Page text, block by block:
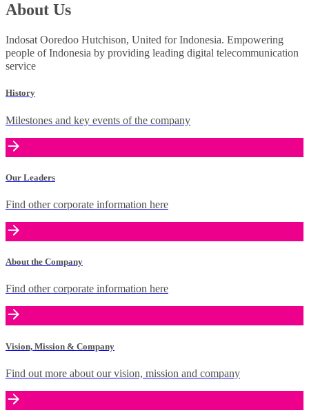
About Us
Indosat Ooredoo Hutchison, United for Indonesia. Empowering
people of Indonesia by providing leading digital telecommunication
service
History
Milestones and key events of the company
Our Leaders
Find other corporate information here
About the Company
Find other corporate information here
Vision, Mission & Company
Find out more about our vision, mission and company